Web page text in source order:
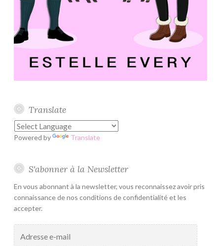
Translate
Powered by Translate
S'abonner à la Newsletter
En vous abonnant à la newsletter, vous reconnaissez avoir pris
connaissance de nos conditions de confidentialité et les
accepter.